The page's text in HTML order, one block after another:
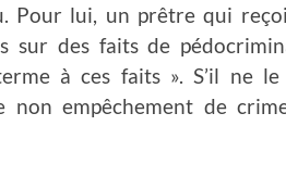
Pour lui, un prêtre qui
sur des faits de
à ces faits ». S’il ne
non empêchement de